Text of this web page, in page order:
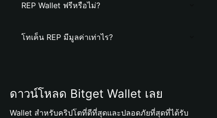
REP Wallet ฟรีหรือไม่?
โทเค็น REP มีมูลค่าเท่าไร?
ดาวน์โหลด Bitget Wallet เลย
Wallet สำหรับคริปโตที่ดีที่สุดและปลอดภัยที่สุดที่ได้รับ